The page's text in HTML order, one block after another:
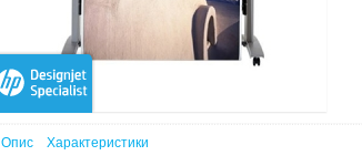
Опис Характеристики